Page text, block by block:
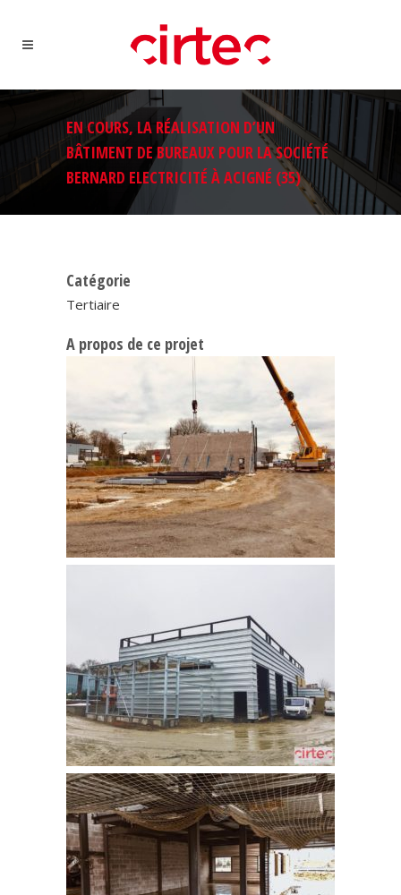
EN COURS, LA RÉALISATION D’UN
BÂTIMENT DE BUREAUX POUR LA SOCIÉTÉ
BERNARD ELECTRICITÉ À ACIGNÉ (35)
Catégorie
Tertiaire
A propos de ce projet